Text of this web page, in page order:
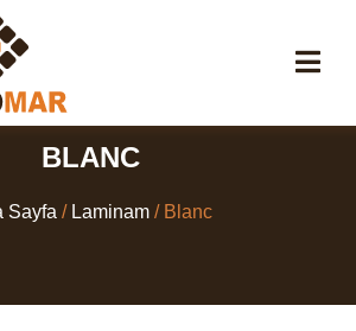
BLANC
Sayfa / Laminam/ Blanc